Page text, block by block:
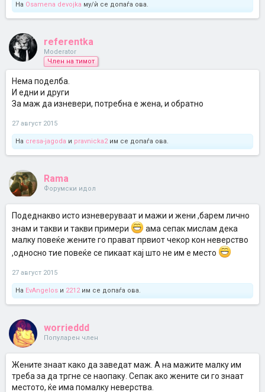
На Osamena devojka му/ѝ се допаѓа ова.
referentka
Moderator
Член на тимот
Нема поделба.
И едни и други
За маж да изневери, потребна е жена, и обратно
27 август 2015
На cresa-jagoda и pravnicka2им се допаѓа ова.
Rama
Форумски идол
Подеднакво исто изневеруваат и мажи и жени ,барем лично
знам и такви и такви примери
ама сепак мислам дека
малку повеќе жените го прават првиот чекор кон неверство
,односно тие повеќе се пикаат кај што не им е место
27 август 2015
На EvAngelos и 2212им се допаѓа ова.
worrieddd
Популарен член
Жените знаат како да заведат маж. А на мажите малку им
треба за да тргне се наопаку. Сепак ако жените си го знаат
местото, ќе има помалку неверства.